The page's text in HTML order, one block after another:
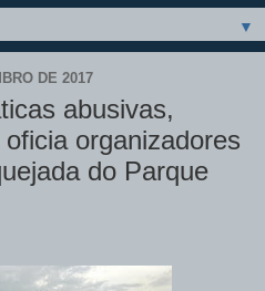
▼
DE 2017
abusivas,
organizadores
do Parque